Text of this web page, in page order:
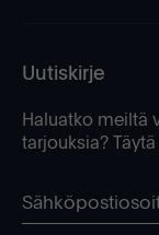
Uutiskirje
Haluatko meiltä
tarjouksia?